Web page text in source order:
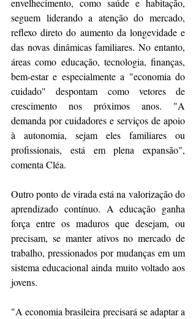
envelhecimento, como saúde e habitação,
seguem liderando a atenção do mercado,
reflexo direto do aumento da longevidade e
das novas dinâmicas familiares. No entanto,
áreas como educação, tecnologia, finanças,
bem-estar e especialmente a "economia do
cuidado" despontam como vetores de
crescimento nos próximos anos. "A
demanda por cuidadores e serviços de apoio
à autonomia, sejam eles familiares ou
profissionais, está em plena expansão",
comenta Cléa.
Outro ponto de virada está na valorização do
aprendizado contínuo. A educação ganha
força entre os maduros que desejam, ou
precisam, se manter ativos no mercado de
trabalho, pressionados por mudanças em um
sistema educacional ainda muito voltado aos
jovens.
"A economia brasileira precisará se adaptar a